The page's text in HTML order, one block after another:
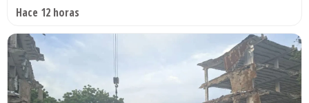
Hace 12 horas